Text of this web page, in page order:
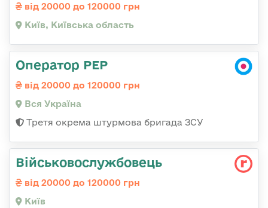
від 20000 до 120000 грн
Київ, Київська область
Оператор РЕР
від 20000 до 120000 грн
Вся Україна
Третя окрема штурмова бригада ЗСУ
Військовослужбовець
від 20000 до 120000 грн
Київ